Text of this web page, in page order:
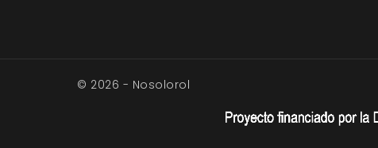
© 2026 - Nosolorol